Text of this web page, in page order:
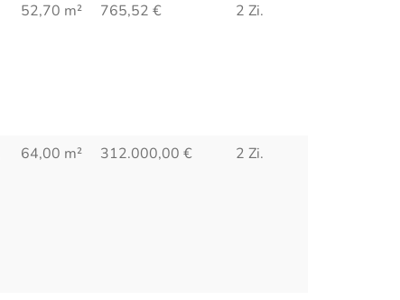
52,70 m² 765,52 € 2 Zi.
64,00 m² 312.000,00 € 2 Zi.